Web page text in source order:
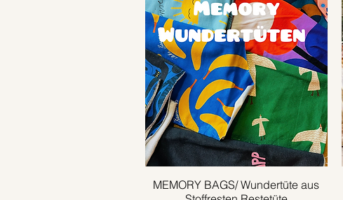
Schnellansicht
MEMORY BAGS/ Wundertüte aus